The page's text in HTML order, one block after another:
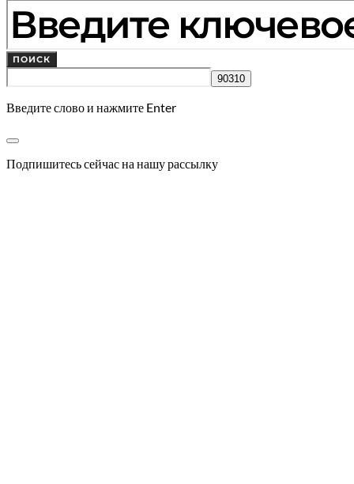
ПОИСК
Введите слово и нажмите Enter
Подпишитесь сейчас на нашу рассылку